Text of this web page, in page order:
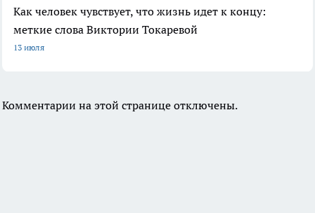
Как человек чувствует, что жизнь идет к концу:
меткие слова Виктории Токаревой
13 июля
Комментарии на этой странице отключены.